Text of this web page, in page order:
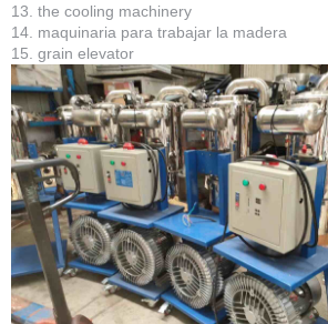
13. the cooling machinery
14. maquinaria para trabajar la madera
15. grain elevator